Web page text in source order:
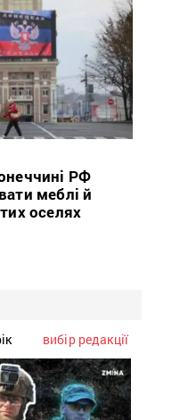
РФ
меблі й
оселях
вибір редакції